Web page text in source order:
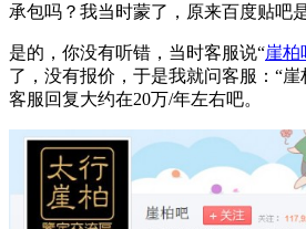
承包吗？我当时蒙了，原来百度贴吧
是的，你没有听错，当时客服说“崖柏
了，没有报价，于是我就问客服：“崖
客服回复大约在20万/年左右吧。